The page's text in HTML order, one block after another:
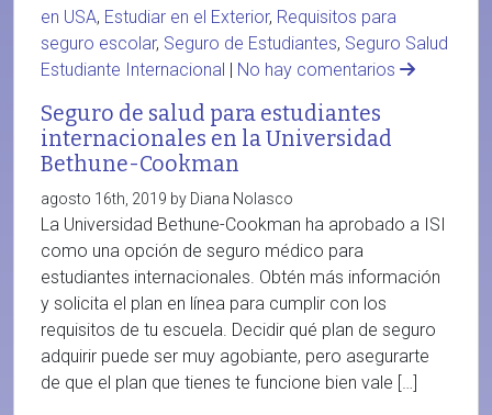
en USA, Estudiar en el Exterior, Requisitos para
seguro escolar, Seguro de Estudiantes, Seguro Salud
Estudiante Internacional | No hay comentarios
Seguro de salud para estudiantes
internacionales en la Universidad
Bethune-Cookman
agosto 16th, 2019 by Diana Nolasco
La Universidad Bethune-Cookman ha aprobado a ISI
como una opción de seguro médico para
estudiantes internacionales. Obtén más información
y solicita el plan en línea para cumplir con los
requisitos de tu escuela. Decidir qué plan de seguro
adquirir puede ser muy agobiante, pero asegurarte
de que el plan que tienes te funcione bien vale […]